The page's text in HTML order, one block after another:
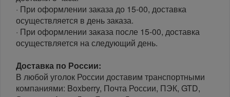
· При оформлении заказа до 15-00, доставка
осуществляется в день заказа.
· При оформлении заказа после 15-00, доставка
осуществляется на следующий день.
Доставка по России:
В любой уголок России доставим транспортными
компаниями: Boxberry, Почта России, ПЭК, GTD,